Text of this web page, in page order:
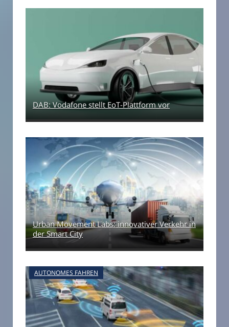
DAB: Vodafone stellt EoT-Plattform vor
Urban Movement Labs: innovativer Verkehr in
der Smart City
AUTONOMES FAHREN